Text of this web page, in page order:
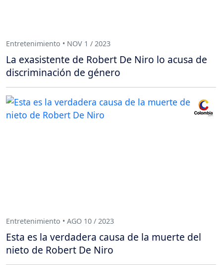
Entretenimiento • NOV 1 / 2023
La exasistente de Robert De Niro lo acusa de
discriminación de género
Entretenimiento • AGO 10 / 2023
Esta es la verdadera causa de la muerte del
nieto de Robert De Niro